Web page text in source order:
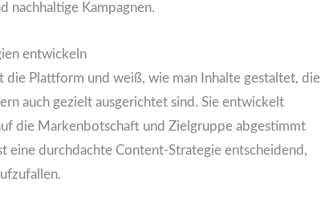
nachhaltige Kampagnen.
entwickeln
die Plattform und weiß, wie man Inhalte gestaltet, die
auch gezielt ausgerichtet sind. Sie entwickelt
die Markenbotschaft und Zielgruppe abgestimmt
eine durchdachte Content-Strategie entscheidend,